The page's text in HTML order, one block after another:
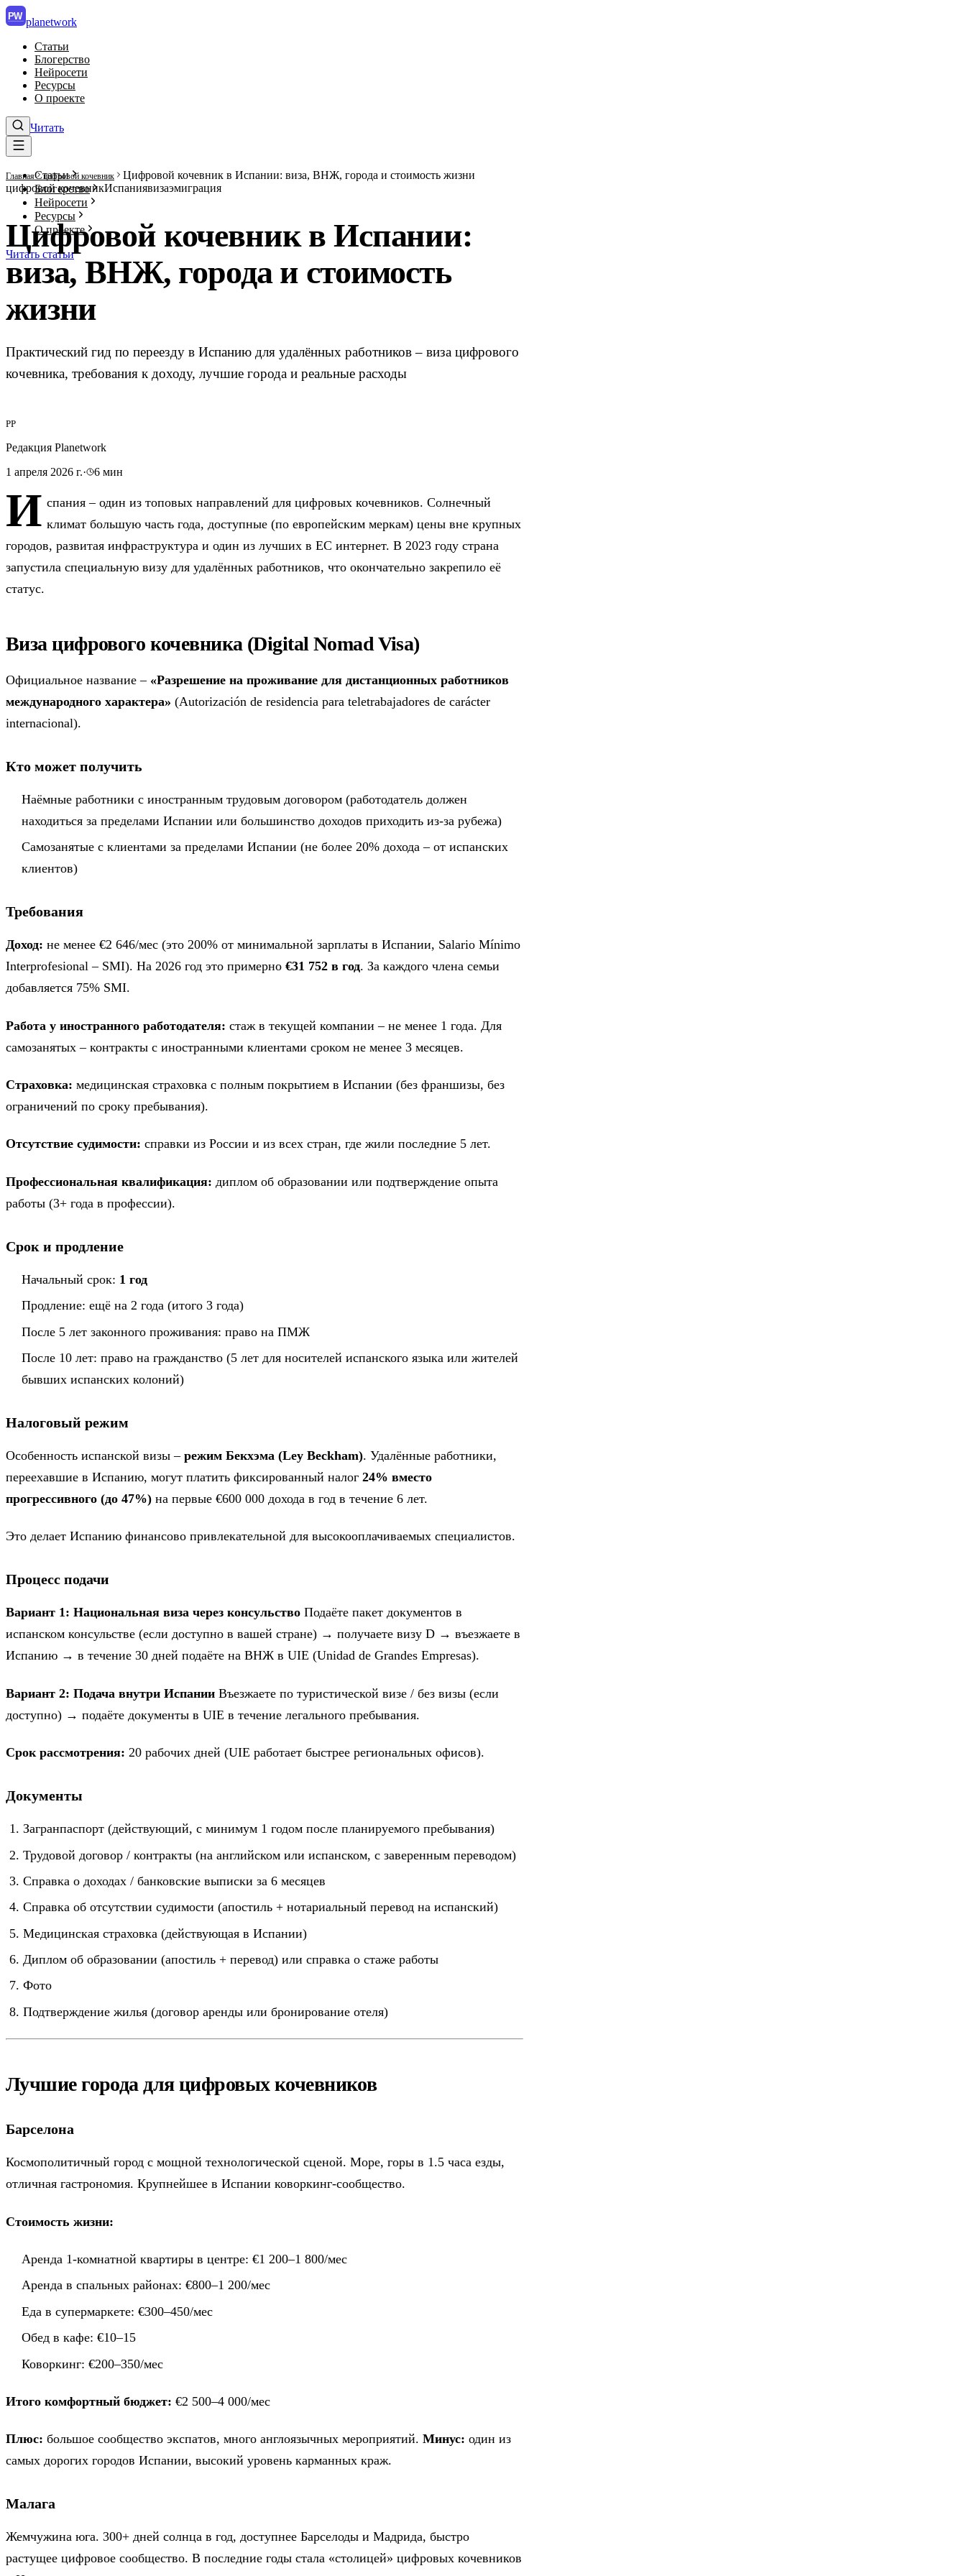
PW planetwork
Статьи
Блогерство
Нейросети
Ресурсы
О проекте
Читать
Статьи
Блогерство
Нейросети
Ресурсы
О проекте
Читать статьи
Главная цифровой кочевник
Цифровой кочевник в Испании: виза, ВНЖ, города и стоимость жизни
цифровой кочевникИспаниявизаэмиграция
Цифровой кочевник в Испании:
виза, ВНЖ, города и стоимость
жизни
Практический гид по переезду в Испанию для удалённых работников – виза цифрового
кочевника, требования к доходу, лучшие города и реальные расходы
РP
Редакция Planetwork
1 апреля 2026 г.· 6 мин
И спания – один из топовых направлений для цифровых кочевников. Солнечный
климат большую часть года, доступные (по европейским меркам) цены вне крупных
городов, развитая инфраструктура и один из лучших в ЕС интернет. В 2023 году страна
запустила специальную визу для удалённых работников, что окончательно закрепило её
статус.
Виза цифрового кочевника (Digital Nomad Visa)
Официальное название – «Разрешение на проживание для дистанционных работников
международного характера» (Autorización de residencia para teletrabajadores de carácter
internacional).
Кто может получить
Наёмные работники с иностранным трудовым договором (работодатель должен
находиться за пределами Испании или большинство доходов приходить из-за рубежа)
Самозанятые с клиентами за пределами Испании (не более 20% дохода – от испанских
клиентов)
Требования
Доход: не менее €2 646/мес (это 200% от минимальной зарплаты в Испании, Salario Mínimo
Interprofesional – SMI). На 2026 год это примерно €31 752 в год. За каждого члена семьи
добавляется 75% SMI.
Работа у иностранного работодателя: стаж в текущей компании – не менее 1 года. Для
самозанятых – контракты с иностранными клиентами сроком не менее 3 месяцев.
Страховка: медицинская страховка с полным покрытием в Испании (без франшизы, без
ограничений по сроку пребывания).
Отсутствие судимости: справки из России и из всех стран, где жили последние 5 лет.
Профессиональная квалификация: диплом об образовании или подтверждение опыта
работы (3+ года в профессии).
Срок и продление
Начальный срок: 1 год
Продление: ещё на 2 года (итого 3 года)
После 5 лет законного проживания: право на ПМЖ
После 10 лет: право на гражданство (5 лет для носителей испанского языка или жителей
бывших испанских колоний)
Налоговый режим
Особенность испанской визы – режим Бекхэма (Ley Beckham). Удалённые работники,
переехавшие в Испанию, могут платить фиксированный налог 24% вместо
прогрессивного (до 47%) на первые €600 000 дохода в год в течение 6 лет.
Это делает Испанию финансово привлекательной для высокооплачиваемых специалистов.
Процесс подачи
Вариант 1: Национальная виза через консульство Подаёте пакет документов в
испанском консульстве (если доступно в вашей стране) → получаете визу D → въезжаете в
Испанию → в течение 30 дней подаёте на ВНЖ в UIE (Unidad de Grandes Empresas).
Вариант 2: Подача внутри Испании Въезжаете по туристической визе / без визы (если
доступно) → подаёте документы в UIE в течение легального пребывания.
Срок рассмотрения: 20 рабочих дней (UIE работает быстрее региональных офисов).
Документы
Загранпаспорт (действующий, с минимум 1 годом после планируемого пребывания)
Трудовой договор / контракты (на английском или испанском, с заверенным переводом)
Справка о доходах / банковские выписки за 6 месяцев
Справка об отсутствии судимости (апостиль + нотариальный перевод на испанский)
Медицинская страховка (действующая в Испании)
Диплом об образовании (апостиль + перевод) или справка о стаже работы
Фото
Подтверждение жилья (договор аренды или бронирование отеля)
Лучшие города для цифровых кочевников
Барселона
Космополитичный город с мощной технологической сценой. Море, горы в 1.5 часа езды,
отличная гастрономия. Крупнейшее в Испании коворкинг-сообщество.
Стоимость жизни:
Аренда 1-комнатной квартиры в центре: €1 200–1 800/мес
Аренда в спальных районах: €800–1 200/мес
Еда в супермаркете: €300–450/мес
Обед в кафе: €10–15
Коворкинг: €200–350/мес
Итого комфортный бюджет: €2 500–4 000/мес
Плюс: большое сообщество экспатов, много англоязычных мероприятий. Минус: один из
самых дорогих городов Испании, высокий уровень карманных краж.
Малага
Жемчужина юга. 300+ дней солнца в год, доступнее Барселоды и Мадрида, быстро
растущее цифровое сообщество. В последние годы стала «столицей» цифровых кочевников